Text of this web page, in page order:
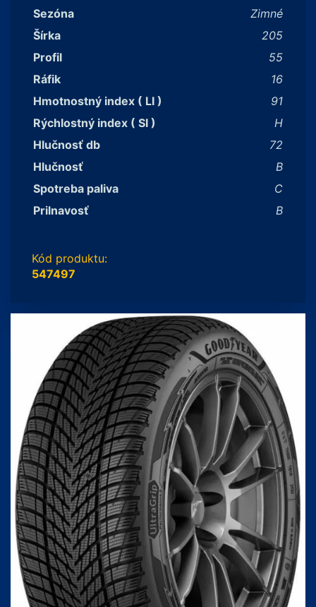
Sezóna
Zimné
Šírka
205
Profil
55
Ráfik
16
Hmotnostný index ( LI )
91
Rýchlostný index ( SI )
H
Hlučnosť db
72
Hlučnosť
B
Spotreba paliva
C
Prilnavosť
B
Kód produktu:
547497